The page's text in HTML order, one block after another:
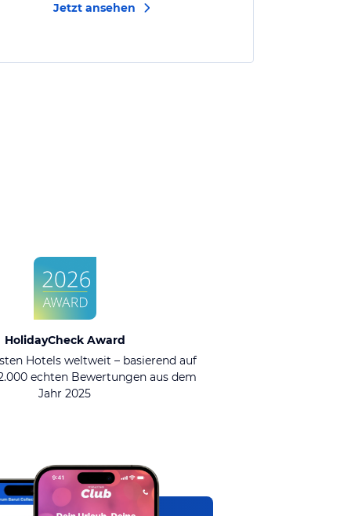
Jetzt ansehen
HolidayCheck Award
Hotels weltweit – basierend auf
echten Bewertungen aus dem
Jahr 2025